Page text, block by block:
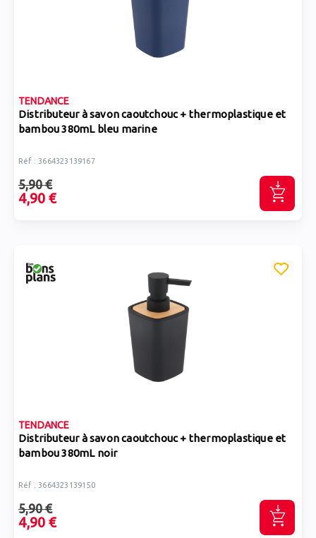
TENDANCE
Distributeur à savon caoutchouc + thermoplastique et
bambou 380mL bleu marine
Réf : 3664323139167
4,90 €
5,90 €
TENDANCE
Distributeur à savon caoutchouc + thermoplastique et
bambou 380mL noir
Réf : 3664323139150
4,90 €
5,90 €